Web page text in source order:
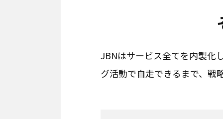
JBNはサービス全てを内製化
グ活動で自走できるまで、戦